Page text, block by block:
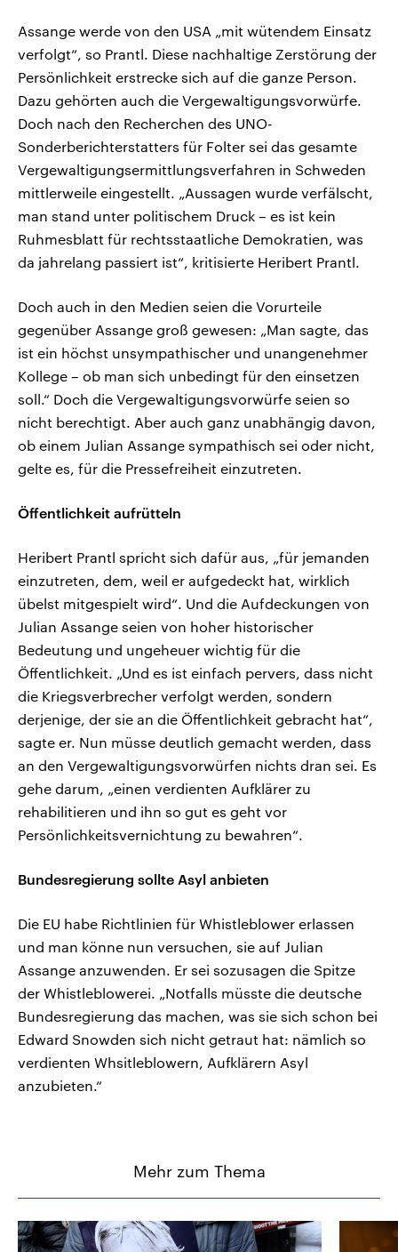
Assange werde von den USA „mit wütendem Einsatz
verfolgt“, so Prantl. Diese nachhaltige Zerstörung der
Persönlichkeit erstrecke sich auf die ganze Person.
Dazu gehörten auch die Vergewaltigungsvorwürfe.
Doch nach den Recherchen des UNO-
Sonderberichterstatters für Folter sei das gesamte
Vergewaltigungsermittlungsverfahren in Schweden
mittlerweile eingestellt. „Aussagen wurde verfälscht,
man stand unter politischem Druck – es ist kein
Ruhmesblatt für rechtsstaatliche Demokratien, was
da jahrelang passiert ist“, kritisierte Heribert Prantl.
Doch auch in den Medien seien die Vorurteile
gegenüber Assange groß gewesen: „Man sagte, das
ist ein höchst unsympathischer und unangenehmer
Kollege – ob man sich unbedingt für den einsetzen
soll.“ Doch die Vergewaltigungsvorwürfe seien so
nicht berechtigt. Aber auch ganz unabhängig davon,
ob einem Julian Assange sympathisch sei oder nicht,
gelte es, für die Pressefreiheit einzutreten.
Öffentlichkeit aufrütteln
Heribert Prantl spricht sich dafür aus, „für jemanden
einzutreten, dem, weil er aufgedeckt hat, wirklich
übelst mitgespielt wird“. Und die Aufdeckungen von
Julian Assange seien von hoher historischer
Bedeutung und ungeheuer wichtig für die
Öffentlichkeit. „Und es ist einfach pervers, dass nicht
die Kriegsverbrecher verfolgt werden, sondern
derjenige, der sie an die Öffentlichkeit gebracht hat“,
sagte er. Nun müsse deutlich gemacht werden, dass
an den Vergewaltigungsvorwürfen nichts dran sei. Es
gehe darum, „einen verdienten Aufklärer zu
rehabilitieren und ihn so gut es geht vor
Persönlichkeitsvernichtung zu bewahren“.
Bundesregierung sollte Asyl anbieten
Die EU habe Richtlinien für Whistleblower erlassen
und man könne nun versuchen, sie auf Julian
Assange anzuwenden. Er sei sozusagen die Spitze
der Whistleblowerei. „Notfalls müsste die deutsche
Bundesregierung das machen, was sie sich schon bei
Edward Snowden sich nicht getraut hat: nämlich so
verdienten Whsitleblowern, Aufklärern Asyl
anzubieten.“
Mehr zum Thema